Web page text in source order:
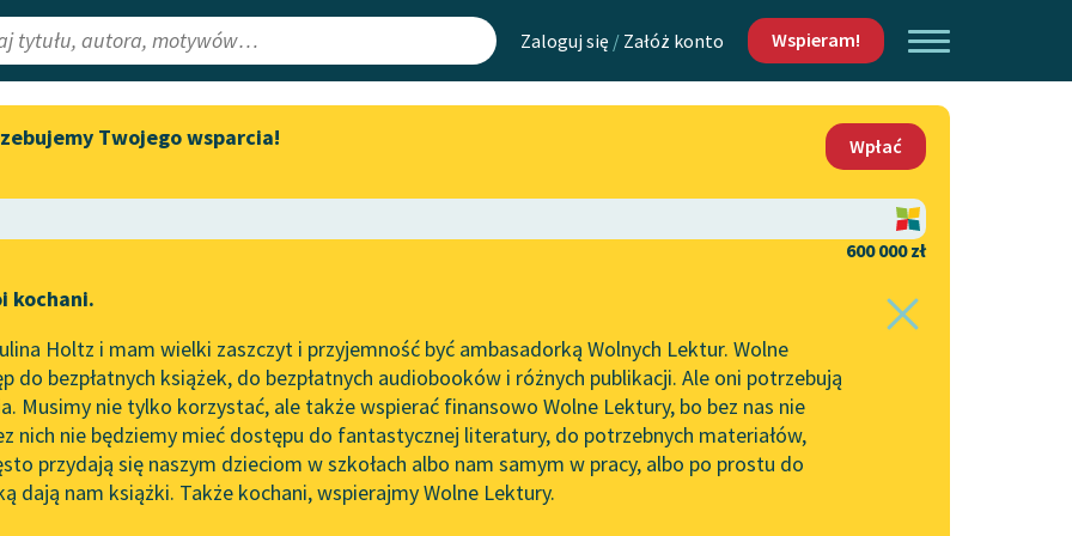
Zaloguj się / Załóż konto Wspieram!
Lektury
redakcyjne
Aktualności
Zapraszamy na spotkanie
literatury skandynawskiej
Wolne Lektury na 32.
Pol’and’Rock Festivalu
„Kochanek Lady Chatterley”
do słuchania na Wolnych
Lekturach
Nowy audiobook – „Marzenie
Mapa Wolnych Lektur
Leśmianator
API
OAI-PMH
Widget Wolnych Lektur
Kontakt
O projekcie
Zasady wykorzystania
Wolnych Lektur
Logotypy
Materiały promocyjne
Twojego wsparcia!
Wpłać
600 000 zł
kochani.
Holtz i mam wielki zaszczyt i przyjemność być ambasadorką Wolnych Lektur. Wolne
do bezpłatnych książek, do bezpłatnych audiobooków i różnych publikacji. Ale oni potrzebują
Musimy nie tylko korzystać, ale także wspierać finansowo Wolne Lektury, bo bez nas nie
nich nie będziemy mieć dostępu do fantastycznej literatury, do potrzebnych materiałów,
przydają się naszym dzieciom w szkołach albo nam samym w pracy, albo po prostu do
dają nam książki. Także kochani, wspierajmy Wolne Lektury.
Klub Świętokradców
Porfirion Osiełek czyli Klub Świętokradców